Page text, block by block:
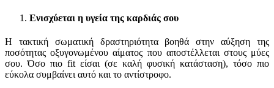
Ενισχύεται η υγεία της καρδιάς σου
Η τακτική σωματική δραστηριότητα βοηθά στην αύξηση της
ποσότητας οξυγονωμένου αίματος που αποστέλλεται στους μύες
σου. Όσο πιο fit είσαι (σε καλή φυσική κατάσταση), τόσο πιο
εύκολα συμβαίνει αυτό και το αντίστροφο.